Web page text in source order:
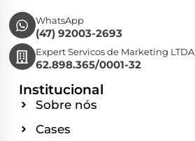
WhatsApp
(47) 92003-2693
Expert Servicos de Marketing LTDA
62.898.365/0001-32
Institucional
Sobre nós
Cases